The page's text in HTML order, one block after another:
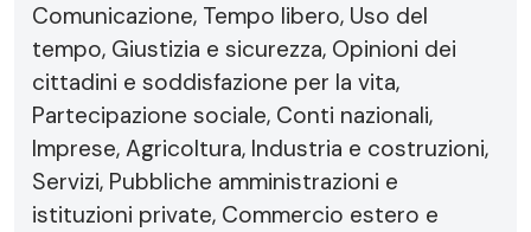
Comunicazione, Tempo libero, Uso del
tempo, Giustizia e sicurezza, Opinioni dei
cittadini e soddisfazione per la vita,
Partecipazione sociale, Conti nazionali,
Imprese, Agricoltura, Industria e costruzioni,
Servizi, Pubbliche amministrazioni e
istituzioni private, Commercio estero e